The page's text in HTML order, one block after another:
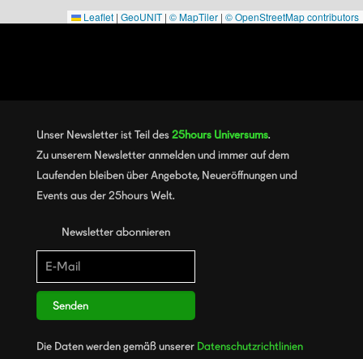
Leaflet | GeoUNIT| © MapTiler | © OpenStreetMap contributors
Unser Newsletter ist Teil des25hours Universums.
Zu unserem Newsletter anmelden und immer auf dem
Laufenden bleiben über Angebote, Neueröffnungen und
Events aus der 25hours Welt.
Newsletter abonnieren
Senden
Die Daten werden gemäß unserer Datenschutzrichtlinien